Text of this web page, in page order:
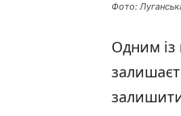
Фото:
Одним із
залишити